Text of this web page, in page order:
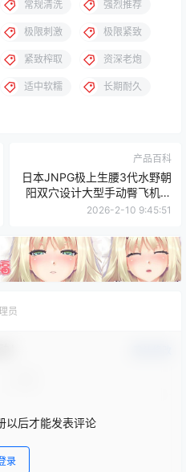
常规清洗 强烈推荐
极限刺激 极限紧致
紧致榨取 资深老炮
适中软糯 长期耐久
产品百科
日本JNPG极上生腰3代水野朝
阳双穴设计大型手动臀飞机杯
测评
2026-2-10 9:45:51
员
以后才能发表评论
录